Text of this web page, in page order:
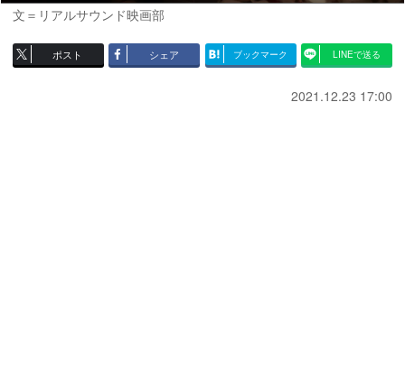
文＝リアルサウンド映画部
ポスト シェア ブックマーク LINEで送る
2021.12.23 17:00